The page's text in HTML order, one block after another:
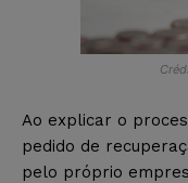
Ao explicar o
pedido de
pelo próprio